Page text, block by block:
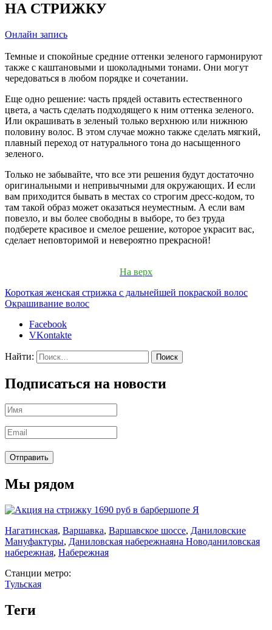
НА СТРИЖКУ
Онлайн запись
Темные и спокойные средние оттенки зеленого гармонируют
также с каштановыми и шоколадными тонами. Они могут
чередоваться в любом порядке и сочетании.
Еще одно решение: часть прядей оставить естественного
цвета, а часть сделать подходящего к ним оттенка зеленого.
Или окрашивать в зеленый только верхнюю или нижнюю
половину волос. В этом случае можно также сделать мягкий,
плавный переход от натурального тона до насыщенного
зеленого.
Только не забывайте, что все эти решения будут достаточно
оригинальными и непривычными для окружающих. И если
вам приходится бывать в местах со строгим дресс-кодом, то
там такой образ может оказаться неуместным. А если вам
повезло, и вы более свободны в выборе, то без труда
подберете красивое и смелое решение, которое украсит вас,
сделает неповторимой и невероятно прекрасной!
На верх
Короткая женская стрижка с дальнейшей покраской волос
Окрашивание волос
Facebook
VKontakte
Найти:
Подписаться на новости
Мы рядом
Нагатинская, Варшавка, Варшавское шоссе, Даниловские
Мануфактуры, Даниловская набережнаяна Новоданиловская
набережная, Набережная
Станции метро:
Тульская
Теги